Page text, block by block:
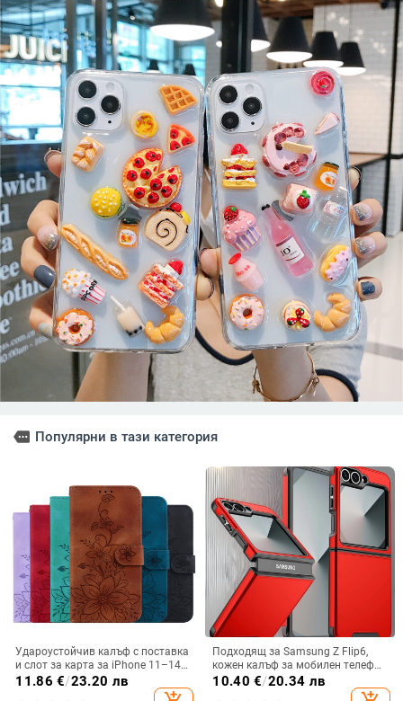
more Популярни в тази категория
Удароустойчив калъф с поставка
и слот за карта за iPhone 11–14
Pro Max, изкуствена кожа,
11.86 €/23.20 лв
Подходящ за Samsung Z Flip6,
кожен калъф за мобилен телефон
Flip5, твърд двустранен калъф
против падане за Flip7, защитен
10.40 €/20.34 лв